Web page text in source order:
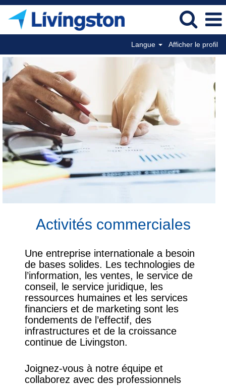
Langue Afficher le profil
Business
Operations
FR
Activités commerciales
Une entreprise internationale a besoin
de bases solides. Les technologies de
l’information, les ventes, le service de
conseil, le service juridique, les
ressources humaines et les services
financiers et de marketing sont les
fondements de l’effectif, des
infrastructures et de la croissance
continue de Livingston.
Joignez-vous à notre équipe et
collaborez avec des professionnels